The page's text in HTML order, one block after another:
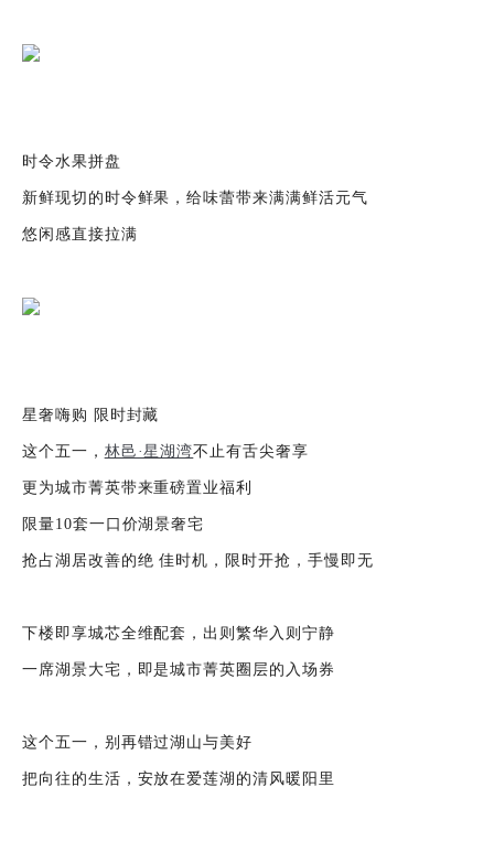
时令水果拼盘
新鲜现切的时令鲜果，给味蕾带来满满鲜活元气
悠闲感直接拉满
星奢嗨购 限时封藏
这个五一， 林邑·星湖湾不止有舌尖奢享
更为城市菁英带来重磅置业福利
限量10套一口价湖景奢宅
抢占湖居改善的绝 佳时机，限时开抢，手慢即无
下楼即享城芯全维配套，出则繁华入则宁静
一席湖景大宅，即是城市菁英圈层的入场券
这个五一，别再错过湖山与美好
把向往的生活，安放在爱莲湖的清风暖阳里